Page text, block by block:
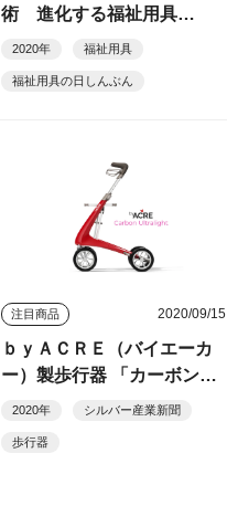
術 進化する福祉用具
（２）
2020年 福祉用具
福祉用具の日しんぶん
注目商品 2020/09/15
ｂｙＡＣＲＥ（バイエーカ
ー）製歩行器 「カーボン・
ウルトラライト」 ＦＡＮＧ
2020年 シルバー産業新聞
歩行器